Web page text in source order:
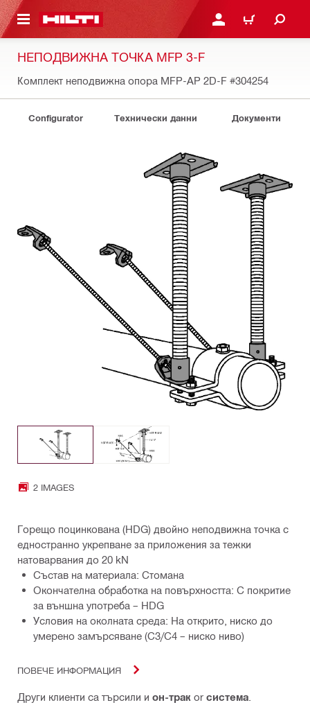
СЪДЪРЖАНИЕ ВЛЕЗ ИЛИ СЕ
КОЛИЧКА
НЕПОДВИЖНА ТОЧКА MFP 3-F
Комплект неподвижна опора MFP-AP 2D-F #304254
Configurator Технически данни Документи
2 IMAGES
Горещо поцинкована (HDG) двойно неподвижна точка с
едностранно укрепване за приложения за тежки
натоварвания до 20 kN
Състав на материала: Стомана
Окончателна обработка на повърхността: С покритие
за външна употреба – HDG
Условия на околната среда: На открито, ниско до
умерено замърсяване (C3/С4 – ниско ниво)
ПОВЕЧЕ ИНФОРМАЦИЯ
Други клиенти са търсили и он-трак or система